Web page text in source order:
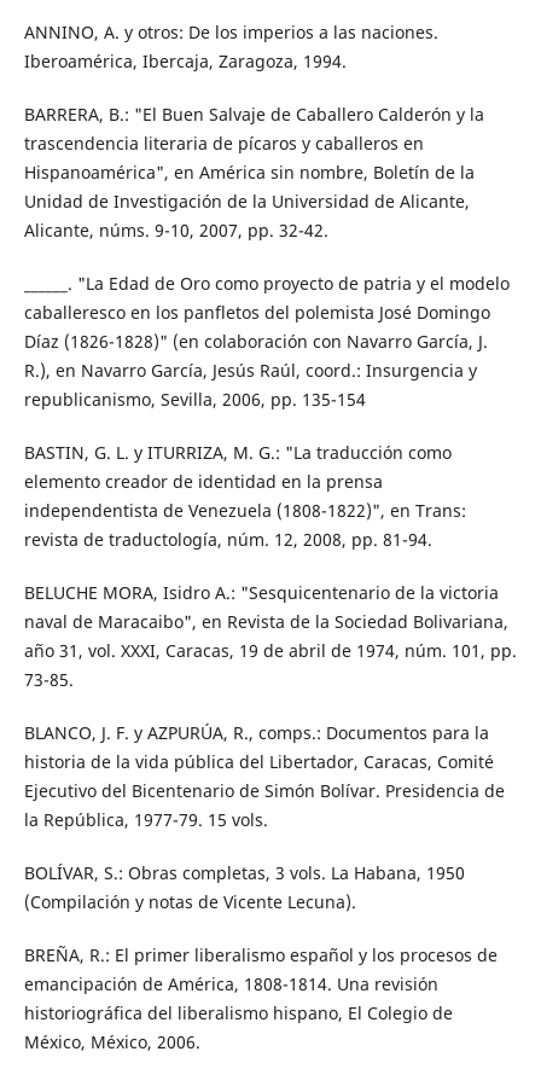
ANNINO, A. y otros: De los imperios a las naciones.
Iberoamérica, Ibercaja, Zaragoza, 1994.
BARRERA, B.: "El Buen Salvaje de Caballero Calderón y la
trascendencia literaria de pícaros y caballeros en
Hispanoamérica", en América sin nombre, Boletín de la
Unidad de Investigación de la Universidad de Alicante,
Alicante, núms. 9-10, 2007, pp. 32-42.
______. "La Edad de Oro como proyecto de patria y el modelo
caballeresco en los panfletos del polemista José Domingo
Díaz (1826-1828)" (en colaboración con Navarro García, J.
R.), en Navarro García, Jesús Raúl, coord.: Insurgencia y
republicanismo, Sevilla, 2006, pp. 135-154
BASTIN, G. L. y ITURRIZA, M. G.: "La traducción como
elemento creador de identidad en la prensa
independentista de Venezuela (1808-1822)", en Trans:
revista de traductología, núm. 12, 2008, pp. 81-94.
BELUCHE MORA, Isidro A.: "Sesquicentenario de la victoria
naval de Maracaibo", en Revista de la Sociedad Bolivariana,
año 31, vol. XXXI, Caracas, 19 de abril de 1974, núm. 101, pp.
73-85.
BLANCO, J. F. y AZPURÚA, R., comps.: Documentos para la
historia de la vida pública del Libertador, Caracas, Comité
Ejecutivo del Bicentenario de Simón Bolívar. Presidencia de
la República, 1977-79. 15 vols.
BOLÍVAR, S.: Obras completas, 3 vols. La Habana, 1950
(Compilación y notas de Vicente Lecuna).
BREÑA, R.: El primer liberalismo español y los procesos de
emancipación de América, 1808-1814. Una revisión
historiográfica del liberalismo hispano, El Colegio de
México, México, 2006.